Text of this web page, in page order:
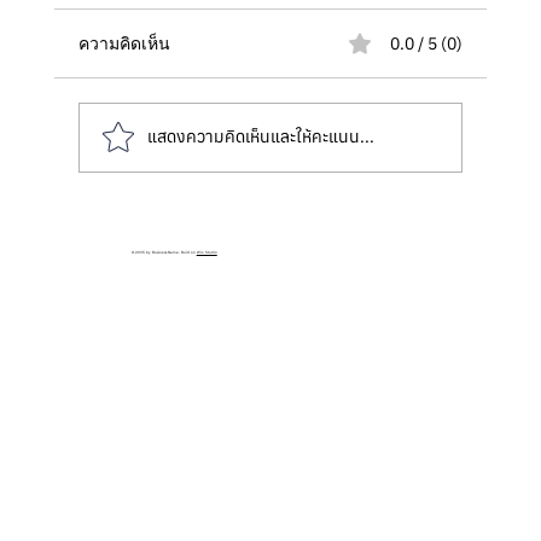
ความคิดเห็น 0.0 / 5 (0)
แสดงความคิดเห็นและให้คะแนน...
© 2035 by Business Name. Built on Wix Studio